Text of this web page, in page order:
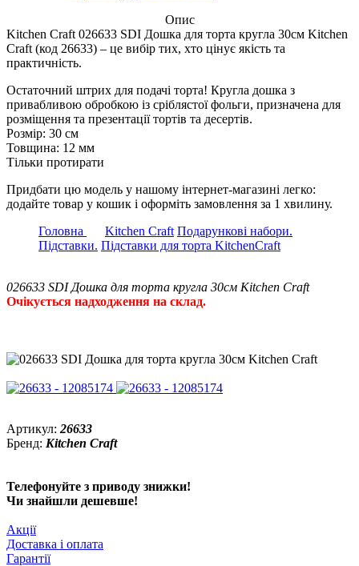
Опис
Kitchen Craft 026633 SDI Дошка для торта кругла 30см Kitchen
Craft (код 26633) – це вибір тих, хто цінує якість та
практичність.
Остаточний штрих для подачі торта! Кругла дошка з
привабливою обробкою із сріблястої фольги, призначена для
розміщення та презентації тортів та десертів.
Розмір: 30 см
Товщина: 12 мм
Тільки протирати
Придбати цю модель у нашому інтернет-магазині легко:
додайте товар у кошик і оформіть замовлення за 1 хвилину.
Головна
Kitchen Craft Подарункові набори.
Підставки. Підставки для торта KitchenCraft
026633 SDI Дошка для торта кругла 30см Kitchen Craft
Очікується надходження на склад.
Артикул: 26633
Бренд: Kitchen Craft
Телефонуйте з приводу знижки!
Чи знайшли дешевше!
Акції
Доставка і оплата
Гарантії